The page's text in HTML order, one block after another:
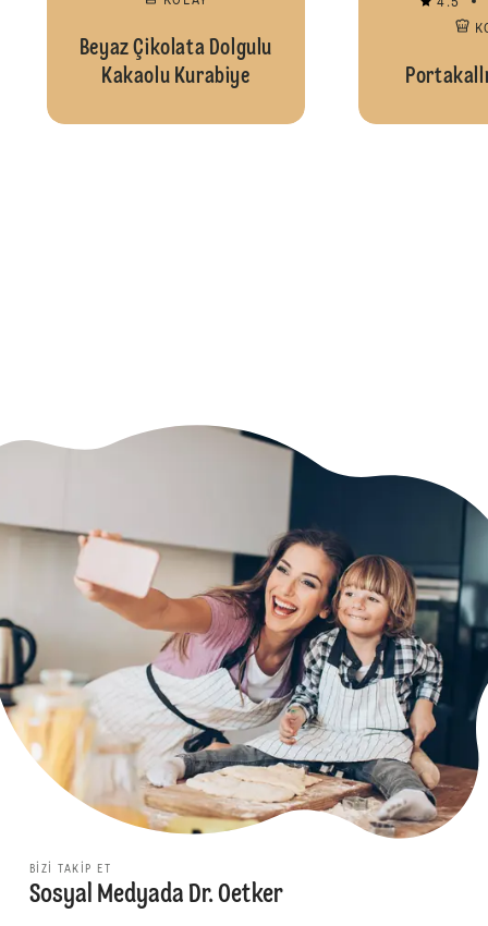
Beyaz Çikolata Dolgulu
Kakaolu Kurabiye
4.5
BIZI TAKIP ET
Sosyal Medyada Dr. Oetker